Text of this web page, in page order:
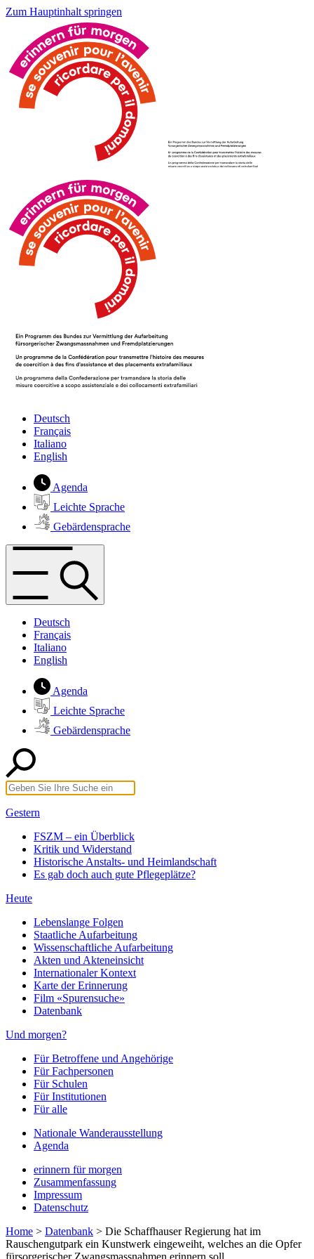
Zum Hauptinhalt springen
Deutsch
Français
Italiano
English
Agenda
Leichte Sprache
Gebärdensprache
Deutsch
Français
Italiano
English
Agenda
Leichte Sprache
Gebärdensprache
Gestern
FSZM – ein Überblick
Kritik und Widerstand
Historische Anstalts- und Heimlandschaft
Es gab doch auch gute Pflegeplätze?
Heute
Lebenslange Folgen
Staatliche Aufarbeitung
Wissenschaftliche Aufarbeitung
Akten und Akteneinsicht
Internationaler Kontext
Karte der Erinnerung
Film «Spurensuche»
Datenbank
Und morgen?
Für Betroffene und Angehörige
Für Fachpersonen
Für Schulen
Für Institutionen
Für alle
Nationale Wanderausstellung
Agenda
erinnern für morgen
Zusammenfassung
Impressum
Datenschutz
Home > Datenbank > Die Schaffhauser Regierung hat im
Rauschengutpark ein Kunstwerk eingeweiht, welches an die Opfer
fürsorgerischer Zwangsmassnahmen erinnern soll.